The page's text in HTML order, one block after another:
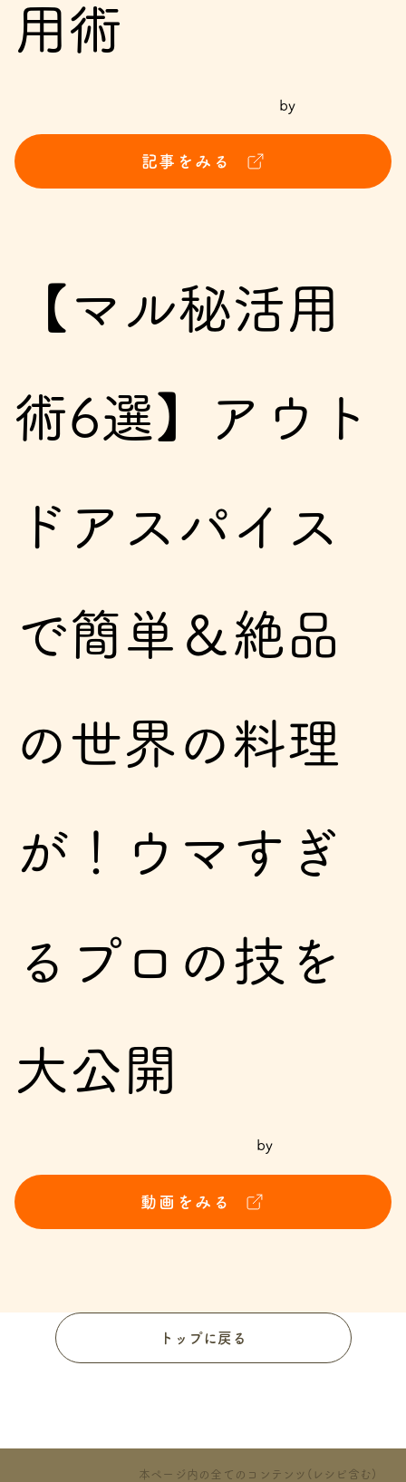
用術
by
記事をみる
【マル秘活用
術6選】アウト
ドアスパイス
で簡単＆絶品
の世界の料理
が！ウマすぎ
るプロの技を
大公開
by
動画をみる
トップに戻る
本ページ内の全てのコンテンツ(レシピ含む)